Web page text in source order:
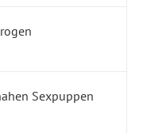
Sexpuppen